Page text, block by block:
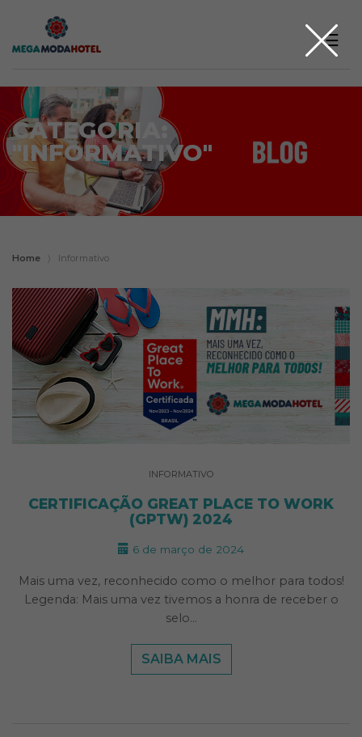
☰
CATEGORIA:
"INFORMATIVO"
Home 〉 Informativo
INFORMATIVO
CERTIFICAÇÃO GREAT PLACE TO WORK
(GPTW) 2024
6 de março de 2024
Mais uma vez, reconhecido como o melhor para todos!
Legenda: Mais uma vez tivemos a honra de receber o
selo…
SAIBA MAIS